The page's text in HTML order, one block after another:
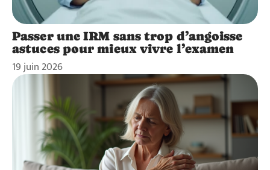
Passer une IRM sans trop d’angoisse
astuces pour mieux vivre l’examen
19 juin 2026